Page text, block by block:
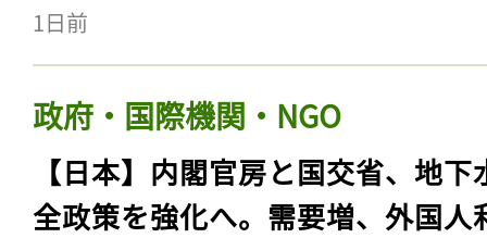
1日前
政府・国際機関・NGO
【日本】内閣官房と国交省、地下
全政策を強化へ。需要増、外国人